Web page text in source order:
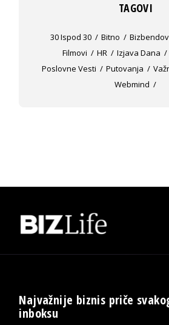
TAGOVI
30 Ispod 30 Bitno
Filmovi
HR Izjava Dana
Poslovne Vesti
Putovanja
Webmind
Najvažnije biznis priče
inboksu